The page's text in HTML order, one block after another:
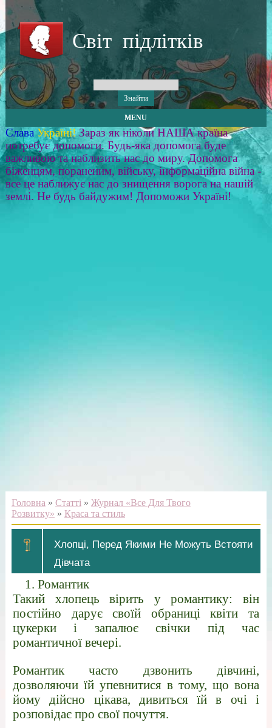
Світ підлітків
MENU
Слава Україні! Зараз як ніколи НАША країна
потребує допомоги. Будь-яка допомога буде
важливою та наблизить нас до миру. Допомога
біженцям, пораненим, війську, інформаційна війна -
все це наближує нас до знищення ворога на нашій
землі. Не будь байдужим! Допоможи Україні!
Головна » Статті » Журнал «Все Для Твого
Розвитку» » Краса та стиль
Хлопці, Перед Якими Не Можуть Встояти
Дівчата
1. Романтик
Такий хлопець вірить у романтику: він
постійно дарує своїй обраниці квіти та
цукерки і запалює свічки під час
романтичної вечері.
Романтик часто дзвонить дівчині,
дозволяючи їй упевнитися в тому, що вона
йому дійсно цікава, дивиться їй в очі і
розповідає про свої почуття.